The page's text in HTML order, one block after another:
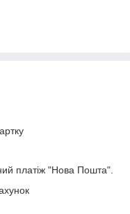
платіж "Нова Пошта".